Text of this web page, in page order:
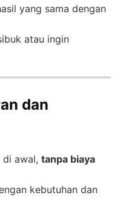
yang sama dengan
atau ingin
dan
awal, tanpa biaya
kebutuhan dan